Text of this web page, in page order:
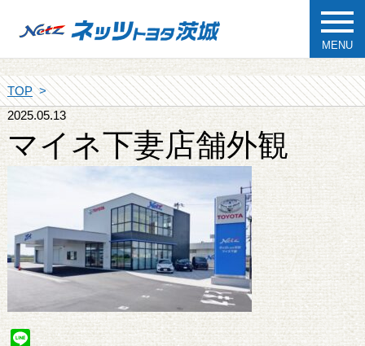
MENU
TOP
2025.05.13
マイネ下妻店舗外観
Line